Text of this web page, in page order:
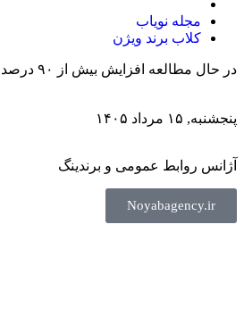
مجله نویاب
کلاب برند ویژن
در حال مطالعه افزایش بیش از ۹۰ درصدی صدور پروانه‌های ساخت‌وساز در تهران
پنجشنبه, ۱۵ مرداد ۱۴۰۵
آژانس روابط عمومی و برندینگ
Noyabagency.ir